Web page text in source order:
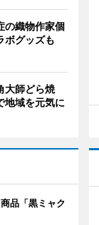
の織物作家個
グッズも
大師どら焼
域を元気に
品「黒ミャク